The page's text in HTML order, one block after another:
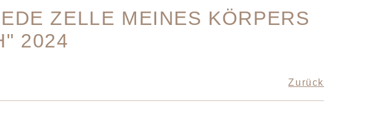
ZELLE MEINES KÖRPERS
2024
Zurück